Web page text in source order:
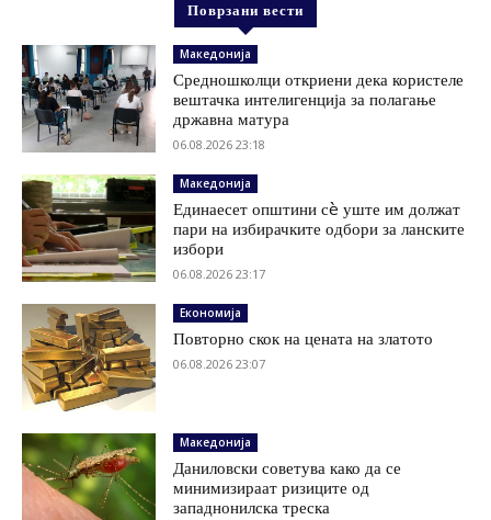
Поврзани вести
Македонија
Средношколци откриени дека користеле
вештачка интелигенција за полагање
државна матура
06.08.2026 23:18
Македонија
Единаесет општини сè уште им должат
пари на избирачките одбори за ланските
избори
06.08.2026 23:17
Економија
Повторно скок на цената на златото
06.08.2026 23:07
Македонија
Даниловски советува како да се
минимизираат ризиците од
западнонилска треска